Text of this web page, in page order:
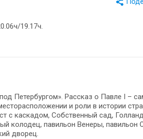
19.17ч.
Петербургом». Рассказ о Павле I –
и роли в истории
с каскадом, Собственный сад,
колодец, павильон Венеры, павильон
дворец.